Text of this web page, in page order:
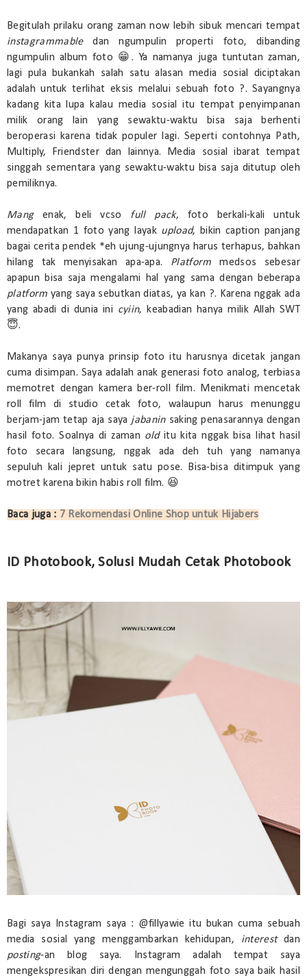
Begitulah prilaku orang zaman now lebih sibuk mencari tempat
instagrammabledan ngumpulin properti foto, dibanding
ngumpulin album foto 😁. Ya namanya juga tuntutan zaman,
lagi pula bukankah salah satu alasan media sosial diciptakan
adalah untuk terlihat eksis melalui sebuah foto ?. Sayangnya
kadang kita lupa kalau media sosial itu tempat penyimpanan
milik orang lain yang sewaktu-waktu bisa saja berhenti
beroperasi karena tidak populer lagi. Seperti contohnya Path,
Multiply, Friendster dan lainnya. Media sosial ibarat tempat
singgah sementara yang sewaktu-waktu bisa saja ditutup oleh
pemiliknya.
Mangenak, beli vcso full pack, foto berkali-kali untuk
mendapatkan 1 foto yang layak upload, bikin caption panjang
bagai cerita pendek *eh ujung-ujungnya harus terhapus, bahkan
hilang tak menyisakan apa-apa. Platformmedsos sebesar
apapun bisa saja mengalami hal yang sama dengan beberapa
platform yang saya sebutkan diatas, ya kan ?. Karena nggak ada
yang abadi di dunia ini cyiin, keabadian hanya milik Allah SWT
😇.
Makanya saya punya prinsip foto itu harusnya dicetak jangan
cuma disimpan. Saya adalah anak generasi foto analog, terbiasa
memotret dengan kamera ber-roll film. Menikmati mencetak
roll film di studio cetak foto, walaupun harus menunggu
berjam-jam tetap aja saya jabanin saking penasarannya dengan
hasil foto. Soalnya di zaman old itu kita nggak bisa lihat hasil
foto secara langsung, nggak ada deh tuh yang namanya
sepuluh kali jepret untuk satu pose. Bisa-bisa ditimpuk yang
motret karena bikin habis roll film. 😆
Baca juga : 7 Rekomendasi Online Shop untuk Hijabers
ID Photobook, Solusi Mudah Cetak Photobook
Bagi saya Instagram saya : @fillyawie itu bukan cuma sebuah
media sosial yang menggambarkan kehidupan, interestdan
posting-an blog saya. Instagram adalah tempat saya
mengekspresikan diri dengan mengunggah foto saya baik hasil